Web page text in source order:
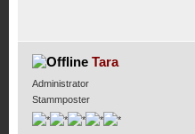
Tara
Administrator
Stammposter